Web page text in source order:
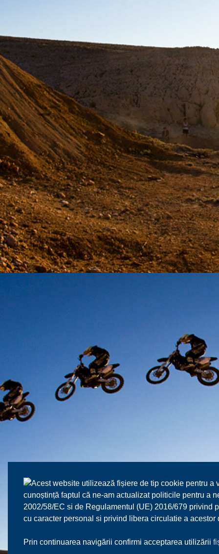
Acest website utilizează fișiere de tip cookie pentru
cunoștință faptul că ne-am actualizat politicile pentru a
2002/58/EC si de Regulamentul (UE) 2016/679 privind
cu caracter personal si privind libera circulatie a
Prin continuarea navigării confirmi acceptarea utilizării